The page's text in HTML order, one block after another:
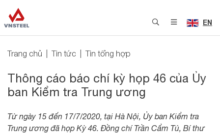
EN
Trang chủ Tin tức Tin tổng hợp
Thông cáo báo chí kỳ họp 46 của Ủy
ban Kiểm tra Trung ương
Từ ngày 15 đến 17/7/2020, tại Hà Nội, Ủy ban Kiểm tra
Trung ương đã họp Kỳ 46. Đồng chí Trần Cẩm Tú, Bí thư